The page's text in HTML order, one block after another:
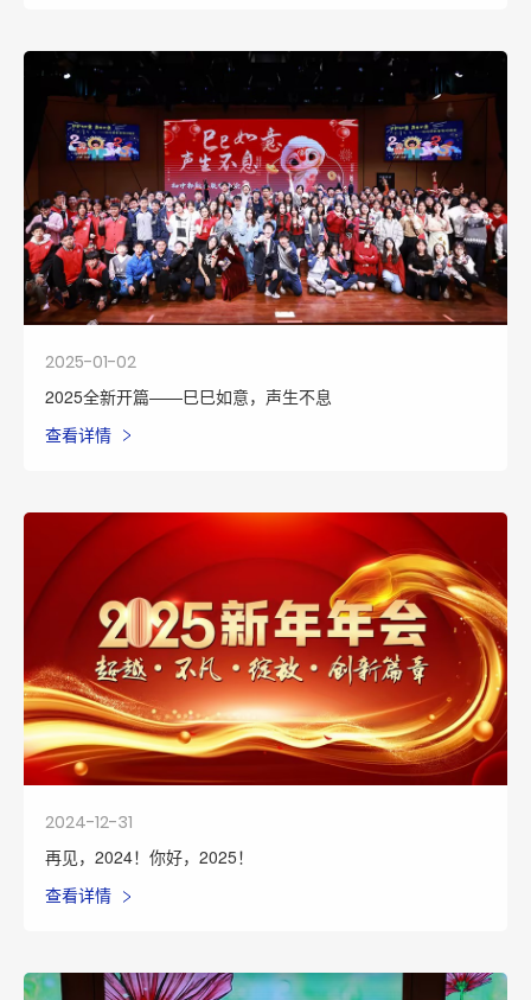
2025-01-02
2025全新开篇——巳巳如意，声生不息
查看详情
2024-12-31
再见，2024！你好，2025！
查看详情